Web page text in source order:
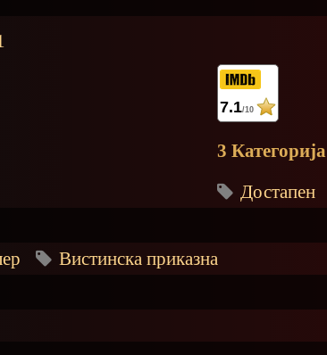
7.1/10
3 Категорија
Достапен
Вистинска приказна